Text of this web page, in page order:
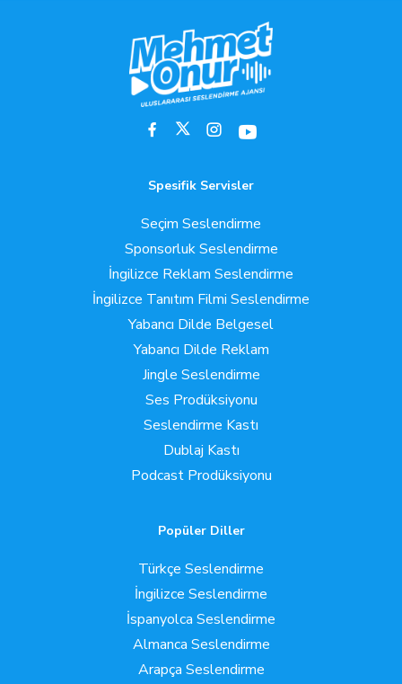
Spesifik Servisler
Seçim Seslendirme
Sponsorluk Seslendirme
İngilizce Reklam Seslendirme
İngilizce Tanıtım Filmi Seslendirme
Yabancı Dilde Belgesel
Yabancı Dilde Reklam
Jingle Seslendirme
Ses Prodüksiyonu
Seslendirme Kastı
Dublaj Kastı
Podcast Prodüksiyonu
Popüler Diller
Türkçe Seslendirme
İngilizce Seslendirme
İspanyolca Seslendirme
Almanca Seslendirme
Arapça Seslendirme